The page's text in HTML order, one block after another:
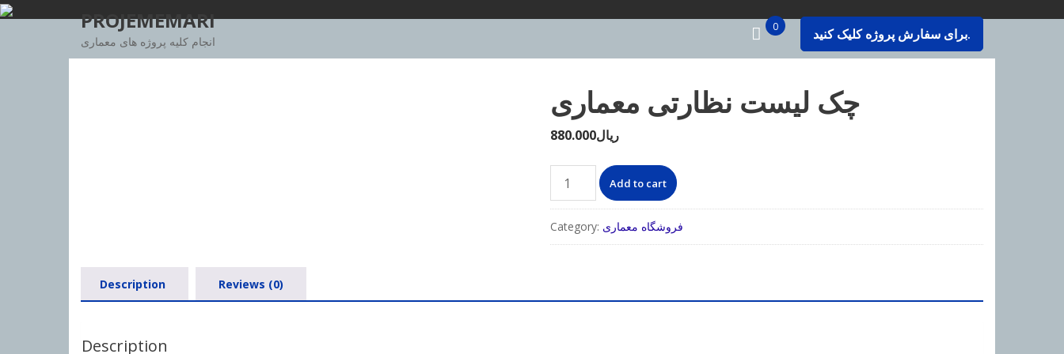
Skip
PROJEMEMARI
انجام کلیه پروژه های معماری برای سفارش پروژه کلیک کنید. 0
چک لیست نظارتی معماری
ریال880.000
لیست
نظارتی
معماری
quantity
Add to cart
Category: فروشگاه معماری
Description Reviews (0)
Description